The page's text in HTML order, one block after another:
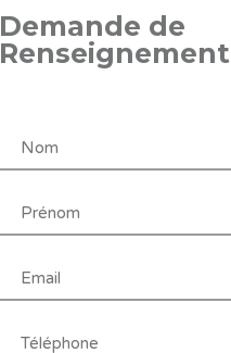
Demande de
Renseignement